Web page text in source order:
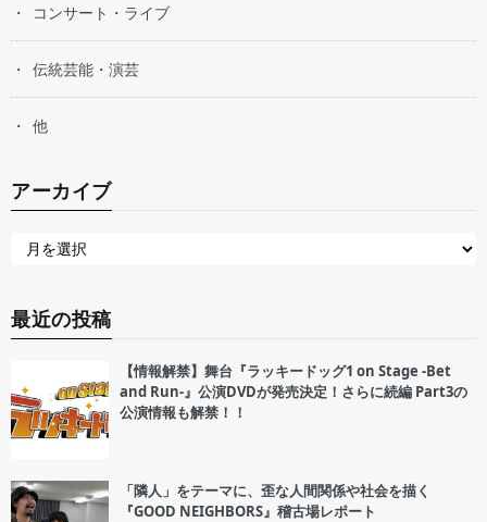
コンサート・ライブ
伝統芸能・演芸
他
アーカイブ
最近の投稿
【情報解禁】舞台『ラッキードッグ1 on Stage -Bet
and Run-』公演DVDが発売決定！さらに続編 Part3の
公演情報も解禁！！
「隣人」をテーマに、歪な人間関係や社会を描く
『GOOD NEIGHBORS』稽古場レポート